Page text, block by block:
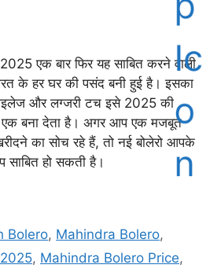
एक बार फिर यह साबित करने वाली
के हर घर की पसंद बनी हुई है। इसका
और लग्जरी टच इसे 2025 की
एक बना देता है। अगर आप एक मजबूत
का सोच रहे हैं, तो नई बोलेरो आपके
साबित हो सकती है।
Bolero, Mahindra Bolero,
, Mahindra Bolero Price,